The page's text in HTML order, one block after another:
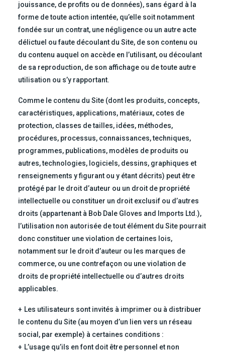
jouissance, de profits ou de données), sans égard à la
forme de toute action intentée, qu’elle soit notamment
fondée sur un contrat, une négligence ou un autre acte
délictuel ou faute découlant du Site, de son contenu ou
du contenu auquel on accède en l’utilisant, ou découlant
de sa reproduction, de son affichage ou de toute autre
utilisation ou s’y rapportant.
Comme le contenu du Site (dont les produits, concepts,
caractéristiques, applications, matériaux, cotes de
protection, classes de tailles, idées, méthodes,
procédures, processus, connaissances, techniques,
programmes, publications, modèles de produits ou
autres, technologies, logiciels, dessins, graphiques et
renseignements y figurant ou y étant décrits) peut être
protégé par le droit d’auteur ou un droit de propriété
intellectuelle ou constituer un droit exclusif ou d’autres
droits (appartenant à Bob Dale Gloves and Imports Ltd.),
l’utilisation non autorisée de tout élément du Site pourrait
donc constituer une violation de certaines lois,
notamment sur le droit d’auteur ou les marques de
commerce, ou une contrefaçon ou une violation de
droits de propriété intellectuelle ou d’autres droits
applicables.
Les utilisateurs sont invités à imprimer ou à distribuer
le contenu du Site (au moyen d’un lien vers un réseau
social, par exemple) à certaines conditions :
L’usage qu’ils en font doit être personnel et non